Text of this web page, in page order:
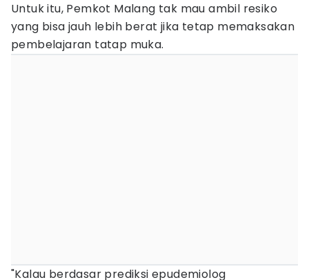
Untuk itu, Pemkot Malang tak mau ambil resiko
yang bisa jauh lebih berat jika tetap memaksakan
pembelajaran tatap muka.
"Kalau berdasar prediksi epudemiolog